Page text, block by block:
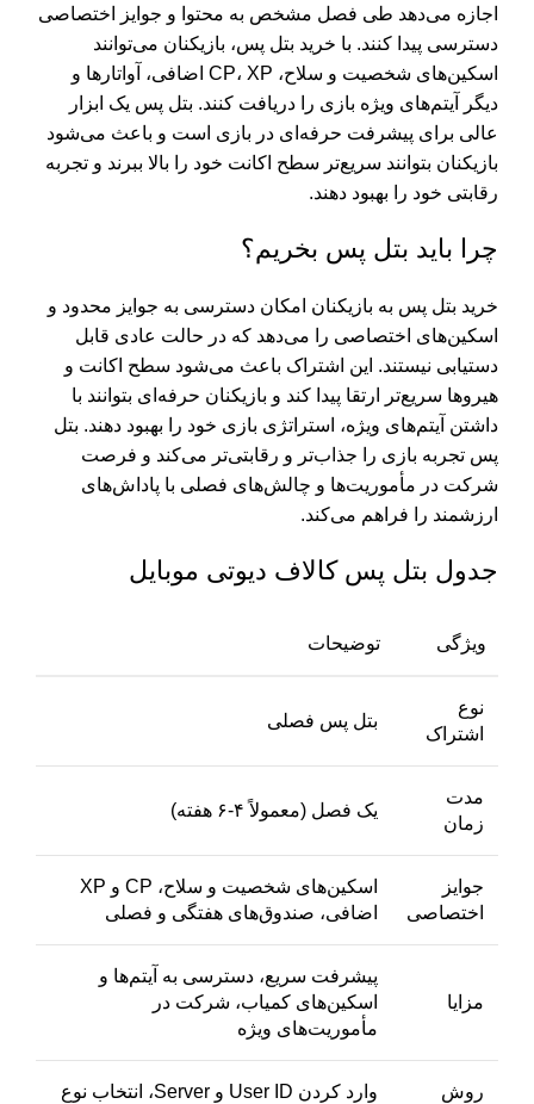
اجازه می‌دهد طی فصل مشخص به محتوا و جوایز اختصاصی
دسترسی پیدا کنند. با خرید بتل پس، بازیکنان می‌توانند
اسکین‌های شخصیت و سلاح، CP، XP اضافی، آواتارها و
دیگر آیتم‌های ویژه بازی را دریافت کنند. بتل پس یک ابزار
عالی برای پیشرفت حرفه‌ای در بازی است و باعث می‌شود
بازیکنان بتوانند سریع‌تر سطح اکانت خود را بالا ببرند و تجربه
رقابتی خود را بهبود دهند.
چرا باید بتل پس بخریم؟
خرید بتل پس به بازیکنان امکان دسترسی به جوایز محدود و
اسکین‌های اختصاصی را می‌دهد که در حالت عادی قابل
دستیابی نیستند. این اشتراک باعث می‌شود سطح اکانت و
هیروها سریع‌تر ارتقا پیدا کند و بازیکنان حرفه‌ای بتوانند با
داشتن آیتم‌های ویژه، استراتژی بازی خود را بهبود دهند. بتل
پس تجربه بازی را جذاب‌تر و رقابتی‌تر می‌کند و فرصت
شرکت در مأموریت‌ها و چالش‌های فصلی با پاداش‌های
ارزشمند را فراهم می‌کند.
جدول بتل پس کالاف دیوتی موبایل
ویژگی توضیحات
نوع
اشتراک
بتل پس فصلی
مدت
زمان
یک فصل (معمولاً ۴-۶ هفته)
جوایز
اختصاصی
اسکین‌های شخصیت و سلاح، CP و XP
اضافی، صندوق‌های هفتگی و فصلی
مزایا
پیشرفت سریع، دسترسی به آیتم‌ها و
اسکین‌های کمیاب، شرکت در
مأموریت‌های ویژه
روش
وارد کردن User ID و Server، انتخاب نوع